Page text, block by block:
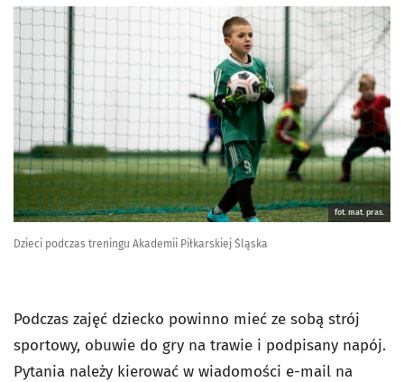
fot. mat. pras.
Dzieci podczas treningu Akademii Piłkarskiej Śląska
Podczas zajęć dziecko powinno mieć ze sobą strój
sportowy, obuwie do gry na trawie i podpisany napój.
Pytania należy kierować w wiadomości e-mail na